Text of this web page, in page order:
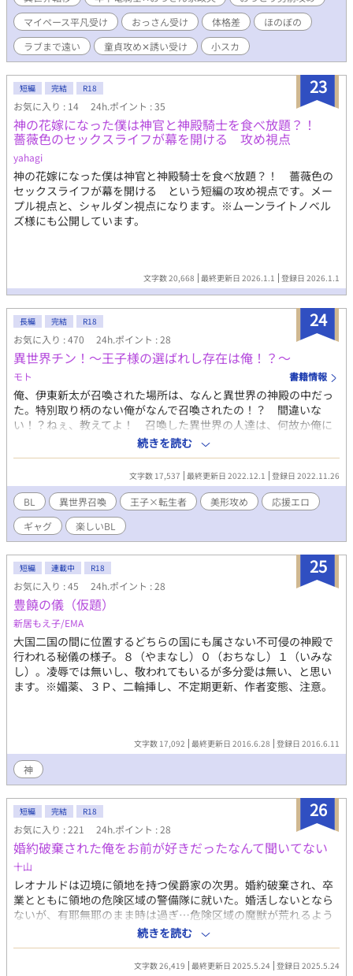
マイペース平凡受け
おっさん受け 体格差
ほのぼの
ラブまで遠い
童貞攻め✕誘い受け 小スカ
23
短編 完結 R18
お気に入り : 14 24h.ポイント : 35
神の花嫁になった僕は神官と神殿騎士を食べ放題？！
薔薇色のセックスライフが幕を開ける 攻め視点
yahagi
神の花嫁になった僕は神官と神殿騎士を食べ放題？！ 薔薇色の
セックスライフが幕を開ける という短編の攻め視点です。メー
プル視点と、シャルダン視点になります。※ムーンライトノベル
ズ様にも公開しています。
文字数 20,668 最終更新日 2026.1.1 登録日 2026.1.1
24
長編 完結 R18
お気に入り : 470 24h.ポイント : 28
異世界チン！～王子様の選ばれし存在は俺！？～
モト 書籍情報
俺、伊東新太が召喚された場所は、なんと異世界の神殿の中だっ
た。特別取り柄のない俺がなんで召喚されたの！？ 間違いな
い！？ねぇ、教えてよ！ 召喚した異世界の人達は、何故か俺に
遜って物凄い好対応。豪華フルコース！ フカフカベッド！ エ
ステ三昧！ ……ねぇ、怖い。そろそろ俺を召喚した理由を教え
てくれない？ すると、ようやく国の偉いさんがやってきて「王
子の呪いを解く鞘として召喚いたしました」「鞘？」話を聞く
と、なんと国の第一王子が呪いをかけられているそうだ。それを
解くのは選ばれし鞘だけ……。なるほど、俺が王子を助けるわけ
ね。鞘の役目ってことは剣があるんだろう？ エクスカ〇バー的
な剣がさ。新太は王子の呪いを解くことが出来るのか！ 美形王子
と健気な流され受け。元気なBLです。ムーンライトノベルズでも
投稿しております
続きを読む
文字数 17,537 最終更新日 2022.12.1 登録日 2022.11.26
BL 異世界召喚 王子×転生者 美形攻め
応援エロ
ギャグ
楽しいBL
25
短編 連載中 R18
お気に入り : 45 24h.ポイント : 28
豊饒の儀（仮題）
新居もえ子/EMA
大国二国の間に位置するどちらの国にも属さない不可侵の神殿で
行われる秘儀の様子。８（やまなし）０（おちなし）１（いみな
し）。凌辱では無いし、敬われてもいるが多分愛は無い、と思い
ます。※媚薬、３Ｐ、二輪挿し、不定期更新、作者変態、注意。
文字数 17,092 最終更新日 2016.6.28 登録日 2016.6.11
神
26
短編 完結 R18
お気に入り : 221 24h.ポイント : 28
婚約破棄された俺をお前が好きだったなんて聞いてない
十山
レオナルドは辺境に領地を持つ侯爵家の次男。婚約破棄され、卒
業とともに領地の危険区域の警備隊に就いた。婚活しないとなら
ないが、有耶無耶のまま時は過ぎ…危険区域の魔獣が荒れるよう
になり、領地に配属されてきた神官は意外な人物で…？！ 年下攻
めです。婚約破棄はおまけ程度のエピソード。さくっと読める、
ラブコメ寄りの軽い話です。 ファンタジー要素あり。貴族神殿な
続きを読む
文字数 26,419 最終更新日 2025.5.24 登録日 2025.5.24